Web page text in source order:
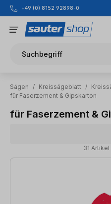
Zum Hauptinhalt springen
+49 (0) 8152 92898-0
Suchbegriff
Sägen / Kreissägeblatt /
für Faserzement & Gipskarton
für Faserzement &
31
31 Artikel gefunden